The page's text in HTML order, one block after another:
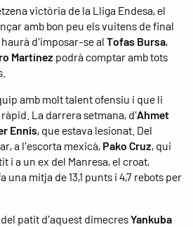
victòria de la Lliga Endesa, el
amb bon peu els vuitens de final
d'imposar-se al Tofas Bursa,
Martínez podrà comptar amb tots
amb molt talent ofensiu i que li
La darrera setmana, d'Ahmet
Ennis, que estava lesionat. Del
a l'escorta mexicà, Pako Cruz, qui
i a un ex del Manresa, el croat,
una mitja de 13,1 punts i 4,7 rebots per
patit d'aquest dimecresYankuba